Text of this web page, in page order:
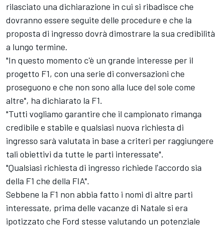
rilasciato una dichiarazione in cui si ribadisce che
dovranno essere seguite delle procedure e che la
proposta di ingresso dovrà dimostrare la sua credibilità
a lungo termine.
"In questo momento c'è un grande interesse per il
progetto F1, con una serie di conversazioni che
proseguono e che non sono alla luce del sole come
altre", ha dichiarato la F1.
"Tutti vogliamo garantire che il campionato rimanga
credibile e stabile e qualsiasi nuova richiesta di
ingresso sarà valutata in base a criteri per raggiungere
tali obiettivi da tutte le parti interessate".
"Qualsiasi richiesta di ingresso richiede l'accordo sia
della F1 che della FIA".
Sebbene la F1 non abbia fatto i nomi di altre parti
interessate, prima delle vacanze di Natale si era
ipotizzato che Ford stesse valutando un potenziale